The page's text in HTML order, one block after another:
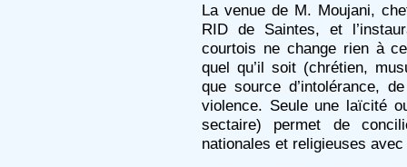
La venue de M. Moujani,
RID de Saintes, et
courtois ne change rien à
quel qu’il soit (chrétien,
que source d’intolérance,
violence. Seule une laïcité
sectaire) permet de
nationales et religieuses